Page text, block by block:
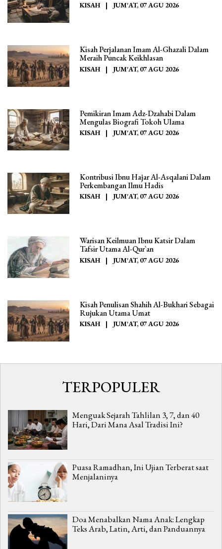
KISAH | JUM'AT, 07 AGU 2026
Kisah Perjalanan Imam Al-Ghazali Dalam
Meraih Puncak Keikhlasan
KISAH | JUM'AT, 07 AGU 2026
Pemikiran Imam Adz-Dzahabi Dalam
Mengulas Biografi Tokoh Ulama
KISAH | JUM'AT, 07 AGU 2026
Kontribusi Ibnu Hajar Al-Asqalani Dalam
Perkembangan Ilmu Hadis
KISAH | JUM'AT, 07 AGU 2026
Warisan Keilmuan Ibnu Katsir Dalam
Tafsir Utama Al-Qur`an
KISAH | JUM'AT, 07 AGU 2026
Kisah Penulisan Shahih Al-Bukhari Sebagai
Rujukan Utama Umat
KISAH | JUM'AT, 07 AGU 2026
TERPOPULER
Menguak Sejarah Tahlilan 3, 7, dan 40
Hari, Dari Mana Asal Tradisi Ini?
Puasa Ramadhan, Ini Ujian Terberat saat
Menjalaninya
Doa Menabalkan Nama Anak: Lengkap
Teks Arab, Latin, Arti, dan Panduannya